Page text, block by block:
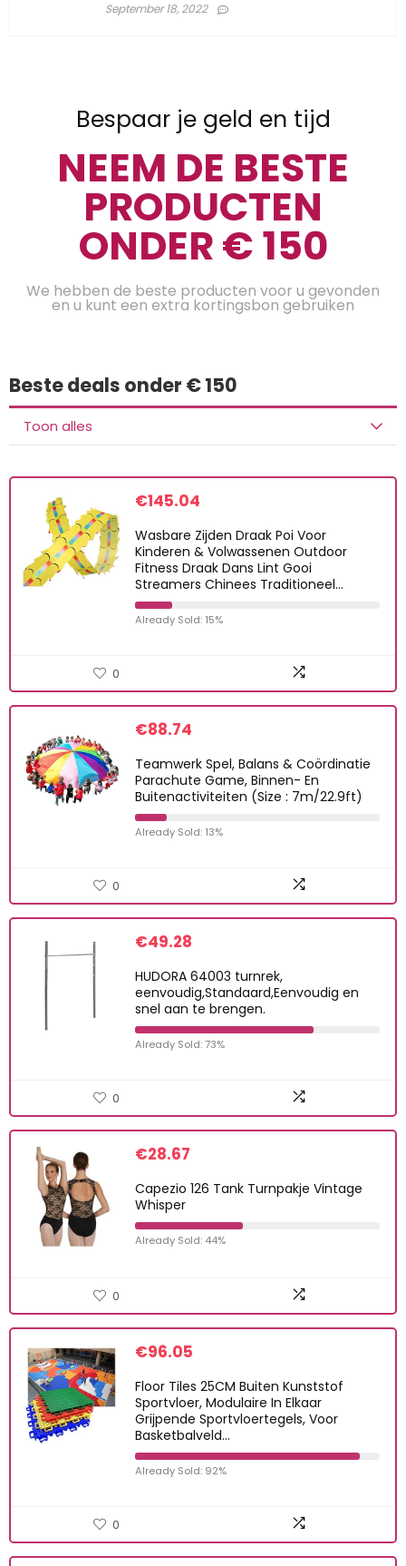
September 18, 2022
Bespaar je geld en tijd
NEEM DE BESTE
PRODUCTEN
ONDER € 150
We hebben de beste producten voor u gevonden
en u kunt een extra kortingsbon gebruiken
Beste deals onder € 150
Toon alles
€145.04
Wasbare Zijden Draak Poi Voor
Kinderen & Volwassenen Outdoor
Fitness Draak Dans Lint Gooi
Streamers Chinees Traditioneel…
Already Sold: 15%
0
€88.74
Teamwerk Spel, Balans & Coördinatie
Parachute Game, Binnen- En
Buitenactiviteiten (Size : 7m/22.9ft)
Already Sold: 13%
0
€49.28
HUDORA 64003 turnrek,
eenvoudig,Standaard,Eenvoudig en
snel aan te brengen.
Already Sold: 73%
0
€28.67
Capezio 126 Tank Turnpakje Vintage
Whisper
Already Sold: 44%
0
€96.05
Floor Tiles 25CM Buiten Kunststof
Sportvloer, Modulaire In Elkaar
Grijpende Sportvloertegels, Voor
Basketbalveld…
Already Sold: 92%
0